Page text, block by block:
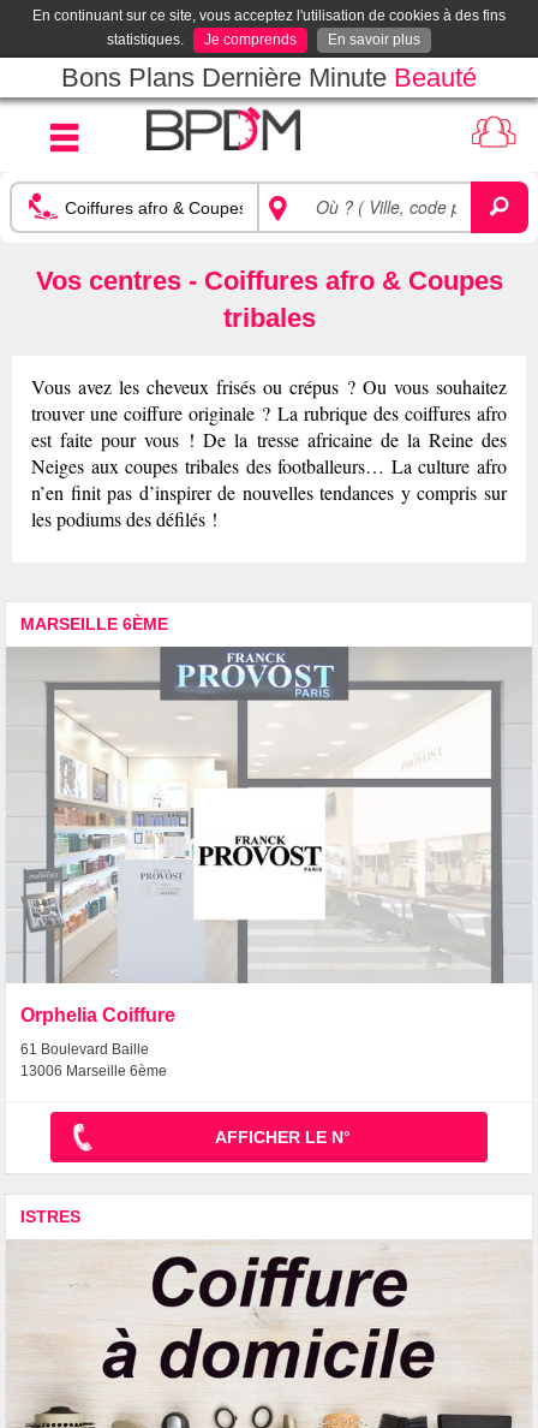
En continuant sur ce site, vous acceptez l'utilisation de cookies à des fins
statistiques.
Je comprends En savoir plus
Bons Plans Dernière Minute Beauté
Vos centres - Coiffures afro & Coupes
tribales
Vous avez les cheveux frisés ou crépus ? Ou vous souhaitez
trouver une coiffure originale ? La rubrique des coiffures afro
est faite pour vous ! De la tresse africaine de la Reine des
Neiges aux coupes tribales des footballeurs… La culture afro
n’en finit pas d’inspirer de nouvelles tendances y compris sur
les podiums des défilés !
MARSEILLE 6ÈME
Orphelia Coiffure
61 Boulevard Baille
13006 Marseille 6ème
AFFICHER LE N°
ISTRES